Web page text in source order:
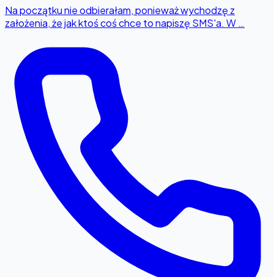
Na początku nie odbierałam, ponieważ wychodzę z
założenia, że jak ktoś coś chce to napiszę SMS'a. W …